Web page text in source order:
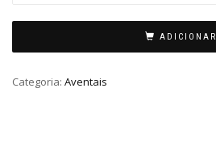
ADICIONAR
Categoria: Aventais